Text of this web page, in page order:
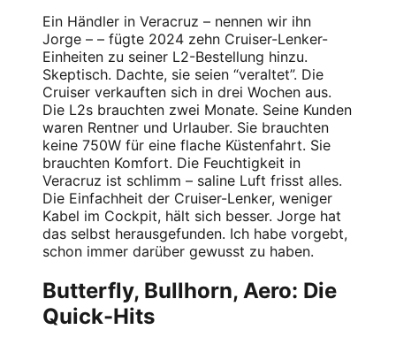
Ein Händler in Veracruz – nennen wir ihn
Jorge – – fügte 2024 zehn Cruiser-Lenker-
Einheiten zu seiner L2-Bestellung hinzu.
Skeptisch. Dachte, sie seien “veraltet”. Die
Cruiser verkauften sich in drei Wochen aus.
Die L2s brauchten zwei Monate. Seine Kunden
waren Rentner und Urlauber. Sie brauchten
keine 750W für eine flache Küstenfahrt. Sie
brauchten Komfort. Die Feuchtigkeit in
Veracruz ist schlimm – saline Luft frisst alles.
Die Einfachheit der Cruiser-Lenker, weniger
Kabel im Cockpit, hält sich besser. Jorge hat
das selbst herausgefunden. Ich habe vorgebt,
schon immer darüber gewusst zu haben.
Butterfly, Bullhorn, Aero: Die
Quick-Hits